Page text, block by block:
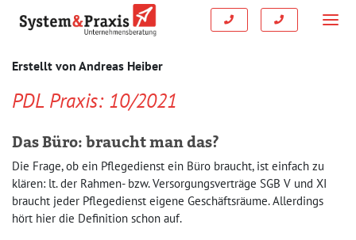
Erstellt von Andreas Heiber
PDL Praxis: 10/2021
Das Büro: braucht man das?
Die Frage, ob ein Pflegedienst ein Büro braucht, ist einfach zu
klären: lt. der Rahmen- bzw. Versorgungsverträge SGB V und XI
braucht jeder Pflegedienst eigene Geschäftsräume. Allerdings
hört hier die Definition schon auf.